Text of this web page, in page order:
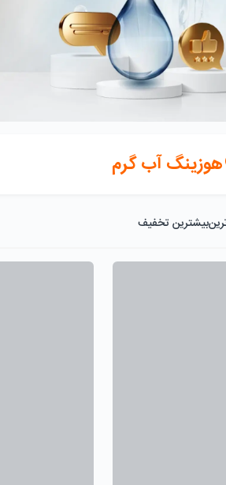
هوزینگ آب گرم
بیشترین تخفیف